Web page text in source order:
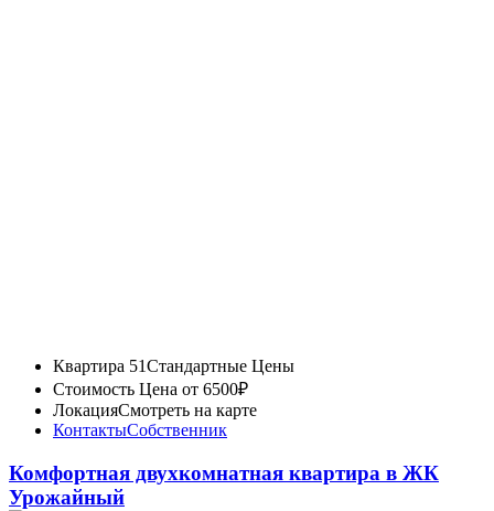
Квартира 51Стандартные Цены
Стоимость Цена от 6500₽
ЛокацияСмотреть на карте
КонтактыСобственник
Комфортная двухкомнатная квартира в ЖК
Урожайный